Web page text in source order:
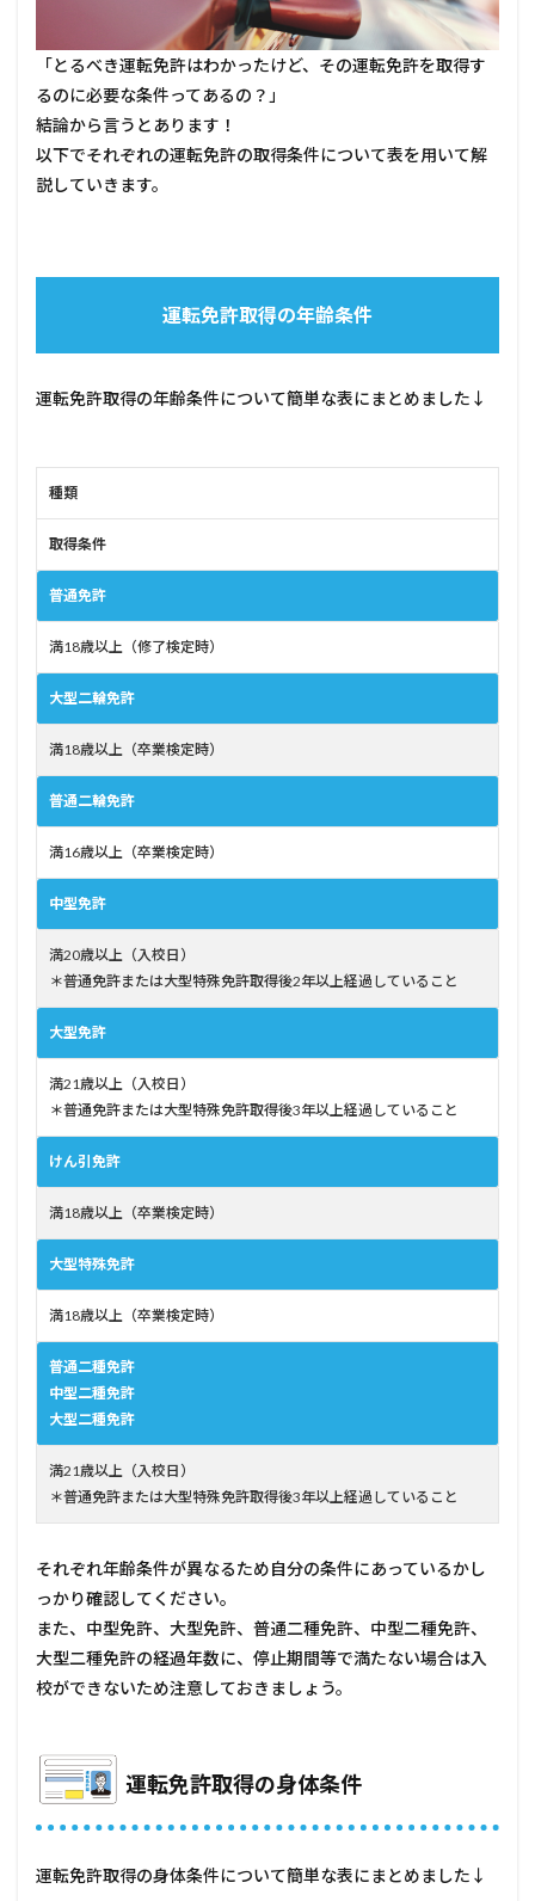
「とるべき運転免許はわかったけど、その運転免許を取得す
るのに必要な条件ってあるの？」
結論から言うとあります！
以下でそれぞれの運転免許の取得条件について表を用いて解
説していきます。
運転免許取得の年齢条件
運転免許取得の年齢条件について簡単な表にまとめました↓
種類
取得条件
普通免許
満18歳以上（修了検定時）
大型二輪免許
満18歳以上（卒業検定時）
普通二輪免許
満16歳以上（卒業検定時）
中型免許
満20歳以上（入校日）
＊普通免許または大型特殊免許取得後2年以上経過していること
大型免許
満21歳以上（入校日）
＊普通免許または大型特殊免許取得後3年以上経過していること
けん引免許
満18歳以上（卒業検定時）
大型特殊免許
満18歳以上（卒業検定時）
普通二種免許
中型二種免許
大型二種免許
満21歳以上（入校日）
＊普通免許または大型特殊免許取得後3年以上経過していること
それぞれ年齢条件が異なるため自分の条件にあっているかし
っかり確認してください。
また、中型免許、大型免許、普通二種免許、中型二種免許、
大型二種免許の経過年数に、停止期間等で満たない場合は入
校ができないため注意しておきましょう。
運転免許取得の身体条件
運転免許取得の身体条件について簡単な表にまとめました↓